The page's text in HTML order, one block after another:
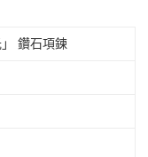
鑽石項鍊